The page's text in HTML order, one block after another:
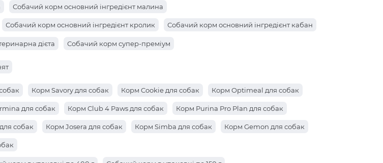
Собачий корм основний інгредієнт малина
Собачий корм основний інгредієнт кролик Собачий корм основний інгредієнт кабан
Собачий корм основний інгредієнт апельсин
дієта Собачий корм супер-преміум
Корм Savory для собак Корм Cookie для собак Корм Optimeal для собак
для собак Корм Club 4 Paws для собак Корм Purina Pro Plan для собак
собак Корм Josera для собак Корм Simba для собак Корм Gemon для собак